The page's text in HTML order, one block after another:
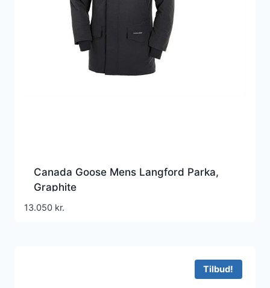
Canada Goose Mens Langford Parka,
Graphite
13.050 kr.
Tilbud!